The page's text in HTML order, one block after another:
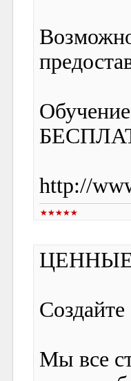
http://
Мы все